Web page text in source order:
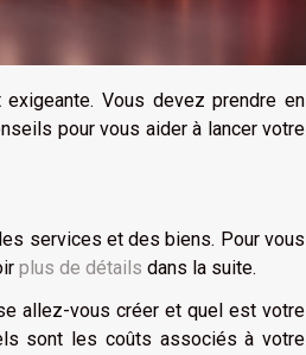
Vous devez prendre en
pour vous aider à lancer votre
services et des biens. Pour vous
plus de détails dans la suite.
allez-vous créer et quel est votre
sont les coûts associés à votre